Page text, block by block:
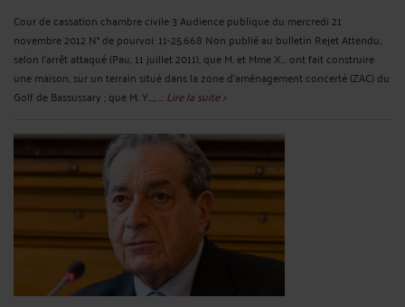
Cour de cassation chambre civile 3 Audience publique du mercredi 21
novembre 2012 N° de pourvoi: 11-25.668 Non publié au bulletin Rejet Attendu,
selon l'arrêt attaqué (Pau, 11 juillet 2011), que M. et Mme X... ont fait construire
une maison, sur un terrain situé dans la zone d'aménagement concerté (ZAC) du
Golf de Bassussary ; que M. Y..., ... Lire la suite >